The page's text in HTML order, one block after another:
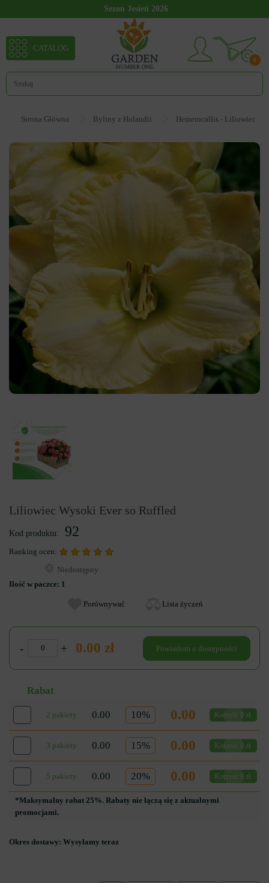
Sezon Jesień 2026
0
CATALOG
Strona Główna Byliny z Holandii Hemerocallis - Liliowiec
Liliowiec Wysoki Ever so Ruffled
Kod produktu: 92
Ranking ocen:
Niedostępny
Ilość w paczce: 1
Porównywać Lista życzeń
- + 0.00 zł Powiadom o dostępności
Rabat
2 pakiety 0.00 10% 0.00 Korzyść 0 zł.
3 pakiety 0.00 15% 0.00 Korzyść 0 zł.
5 pakiety 0.00 20% 0.00 Korzyść 0 zł.
*Maksymalny rabat 25%. Rabaty nie łączą się z aktualnymi
promocjami.
Okres dostawy: Wysyłamy teraz